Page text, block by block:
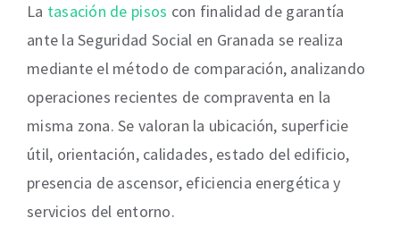
La tasación de pisos con finalidad de garantía
ante la Seguridad Social en Granada se realiza
mediante el método de comparación, analizando
operaciones recientes de compraventa en la
misma zona. Se valoran la ubicación, superficie
útil, orientación, calidades, estado del edificio,
presencia de ascensor, eficiencia energética y
servicios del entorno.